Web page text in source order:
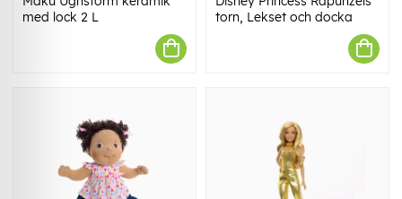
med lock 2 L
torn, Lekset och docka